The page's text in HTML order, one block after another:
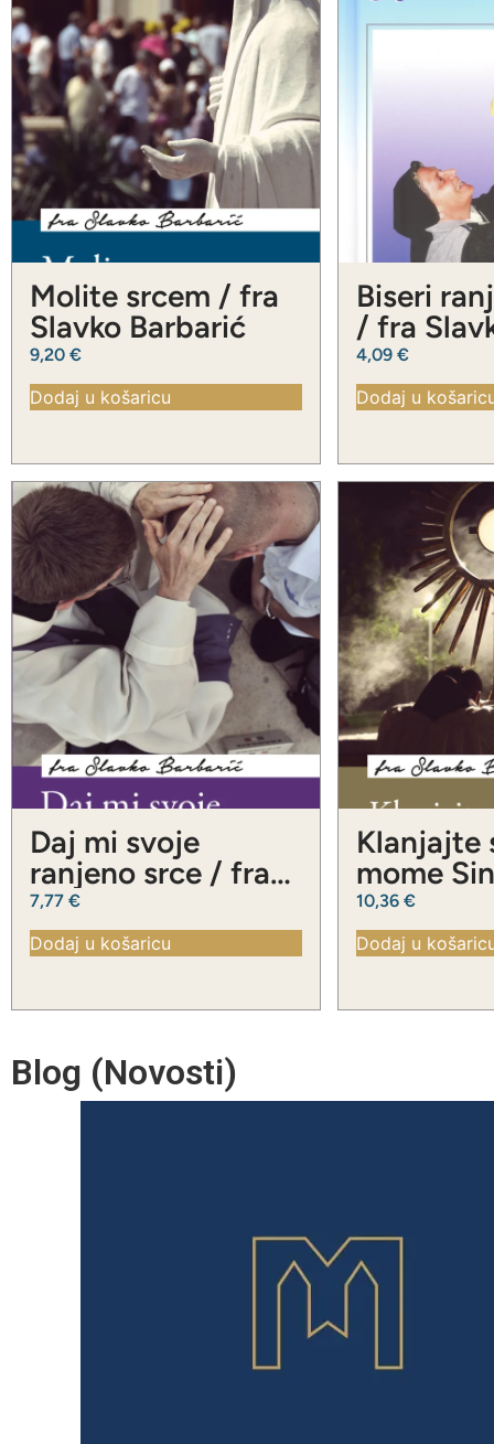
Molite srcem / fra
Slavko Barbarić
9,20 €
Dodaj u košaricu
Biseri
/ fra
Barbarić
4,09 €
Dodaj u
Daj mi svoje
ranjeno srce / fra
Slavko Barbarić
7,77 €
Dodaj u košaricu
Klanjajte
mome
Slavko
10,36 €
Dodaj u
Blog (Novosti)